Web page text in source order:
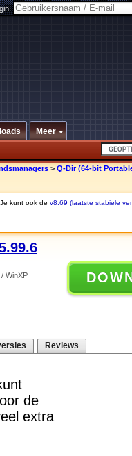
Meer
> Q-Dir (64-bit
kunt ook de v8.69 (laatste stabiele
WinXP
Reviews
de
extra